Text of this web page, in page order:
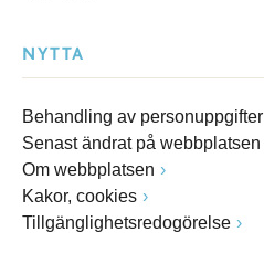
NYTTA
Behandling av personuppgifter
Senast ändrat på webbplatsen
Om webbplatsen
Kakor, cookies
Tillgänglighetsredogörelse